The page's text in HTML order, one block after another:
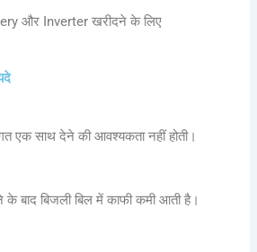
और Inverter खरीदने के लिए
एक साथ देने की आवश्यकता नहीं होती।
के बाद बिजली बिल में काफी कमी आती है।